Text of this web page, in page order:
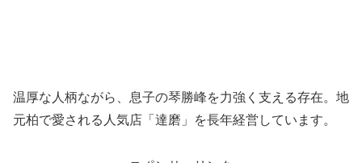
温厚な人柄ながら、息子の琴勝峰を力強く支える存在。地
元柏で愛される人気店「達磨」を長年経営しています。